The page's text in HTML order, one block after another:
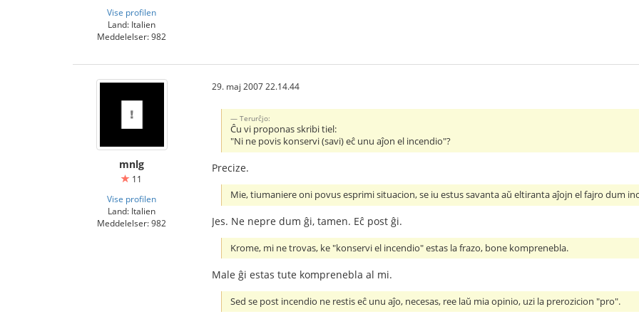
Vise profilen
Land: Italien
Meddelelser: 982
mnlg
11
Vise profilen
Land: Italien
Meddelelser: 982
29. maj 2007 22.14.44
Terurĉjo:
Ĉu vi proponas skribi tiel:
"Ni ne povis konservi (savi) eĉ unu aĵon el incendio"?
Precize.
Mie, tiumaniere oni povus esprimi situacion, se iu estus savanta aŭ eltiranta aĵojn el fajro dum
Jes. Ne nepre dum ĝi, tamen. Eĉ post ĝi.
Krome, mi ne trovas, ke "konservi el incendio" estas la frazo, bone komprenebla.
Male ĝi estas tute komprenebla al mi.
Sed se post incendio ne restis eĉ unu aĵo, necesas, ree laŭ mia opinio, uzi la prerozicion "pro".